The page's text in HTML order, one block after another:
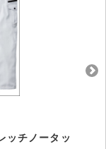
ッチノータッ